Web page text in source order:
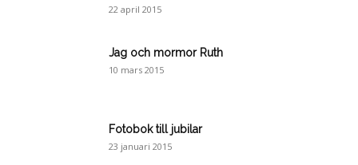
22 april 2015
Jag och mormor Ruth
10 mars 2015
Fotobok till jubilar
23 januari 2015